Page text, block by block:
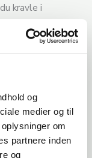
og
medier og til
om
partnere inden
og
kravle i
og transportere
deres
af
perfekte Ghost.
dine våben